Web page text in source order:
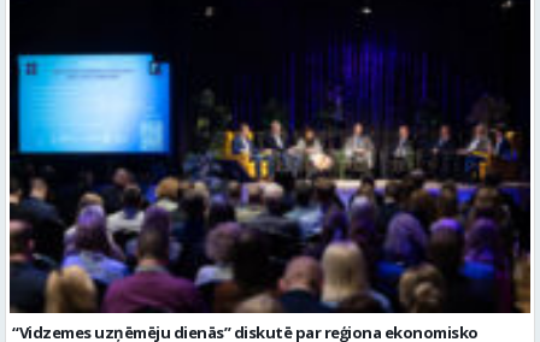
“Vidzemes uzņēmēju dienās” diskutē par reģiona ekonomisko